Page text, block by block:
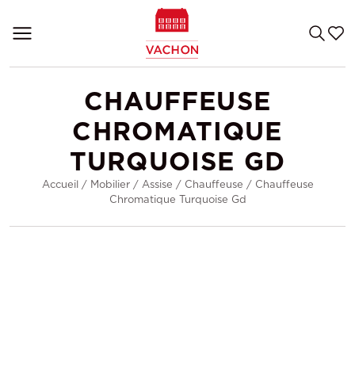
CHAUFFEUSE
CHROMATIQUE
TURQUOISE GD
Accueil / Mobilier/ Assise / Chauffeuse / Chauffeuse
Chromatique Turquoise Gd